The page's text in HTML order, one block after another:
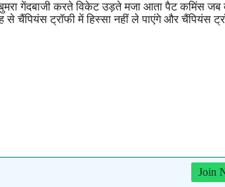
गेंदबाजी करते विकेट उड़ते मजा आता पैट कमिंस जब
चैंपियंस ट्रॉफी में हिस्सा नहीं ले पाएंगे और चैंपियंस
Join